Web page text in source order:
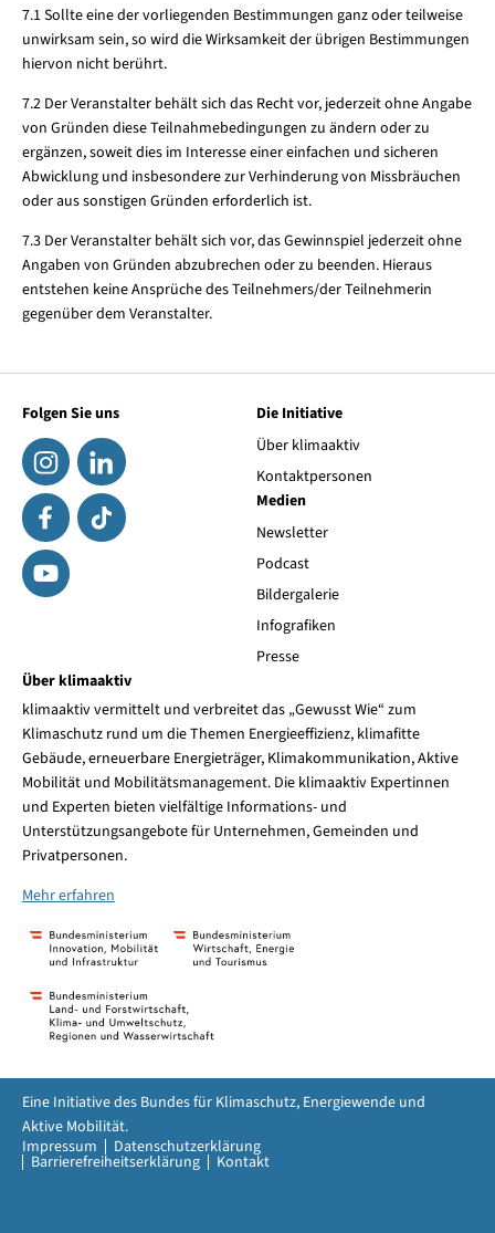
7.1 Sollte eine der vorliegenden Bestimmungen ganz oder teilweise
unwirksam sein, so wird die Wirksamkeit der übrigen Bestimmungen
hiervon nicht berührt.
7.2 Der Veranstalter behält sich das Recht vor, jederzeit ohne Angabe
von Gründen diese Teilnahmebedingungen zu ändern oder zu
ergänzen, soweit dies im Interesse einer einfachen und sicheren
Abwicklung und insbesondere zur Verhinderung von Missbräuchen
oder aus sonstigen Gründen erforderlich ist.
7.3 Der Veranstalter behält sich vor, das Gewinnspiel jederzeit ohne
Angaben von Gründen abzubrechen oder zu beenden. Hieraus
entstehen keine Ansprüche des Teilnehmers/der Teilnehmerin
gegenüber dem Veranstalter.
Folgen Sie uns
Die Initiative
Über klimaaktiv
Kontaktpersonen
Medien
Newsletter
Podcast
Bildergalerie
Infografiken
Presse
Über klimaaktiv
klimaaktiv vermittelt und verbreitet das „Gewusst Wie“ zum
Klimaschutz rund um die Themen Energieeffizienz, klimafitte
Gebäude, erneuerbare Energieträger, Klimakommunikation, Aktive
Mobilität und Mobilitätsmanagement. Die klimaaktiv Expertinnen
und Experten bieten vielfältige Informations- und
Unterstützungsangebote für Unternehmen, Gemeinden und
Privatpersonen.
Mehr erfahren
Impressum Datenschutzerklärung
Barrierefreiheitserklärung Kontakt
Eine Initiative des Bundes für Klimaschutz, Energiewende und
Aktive Mobilität.